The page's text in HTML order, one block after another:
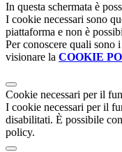
In questa schermata è
I cookie necessari sono
piattaforma e non è
Per conoscere quali sono
visionare la COOKIE
Cookie necessari per il
I cookie necessari per il
disabilitati. È possibile
policy.